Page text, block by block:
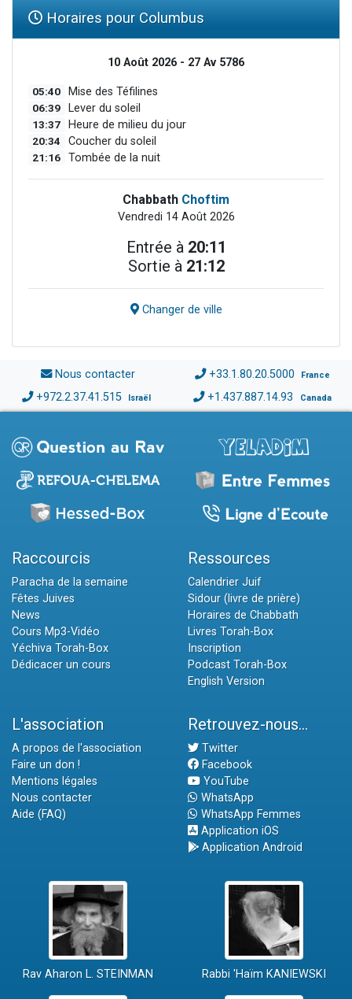
Horaires pour Columbus
10 Août 2026 - 27 Av 5786
05:40 Mise des Téfilines
06:39 Lever du soleil
13:37 Heure de milieu du jour
20:34 Coucher du soleil
21:16 Tombée de la nuit
Chabbath Choftim
Vendredi 14 Août 2026
Entrée à 20:11
Sortie à 21:12
Changer de ville
Nous contacter +33.1.80.20.5000 France
+972.2.37.41.515 Israël +1.437.887.14.93 Canada
Raccourcis
Paracha de la semaine
Fêtes Juives
News
Cours Mp3-Vidéo
Yéchiva Torah-Box
Dédicacer un cours
Ressources
Calendrier Juif
Sidour (livre de prière)
Horaires de Chabbath
Livres Torah-Box
Inscription
Podcast Torah-Box
English Version
L'association
A propos de l'association
Faire un don !
Mentions légales
Nous contacter
Aide (FAQ)
Retrouvez-nous...
Twitter
Facebook
YouTube
WhatsApp
WhatsApp Femmes
Application iOS
Application Android
Rav Aharon L. STEINMAN Rabbi 'Haïm KANIEWSKI